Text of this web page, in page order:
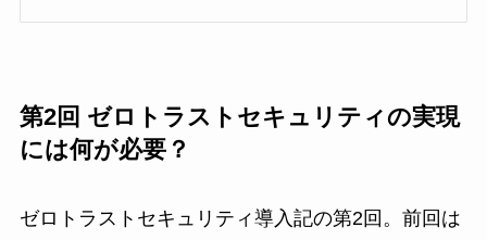
第2回 ゼロトラストセキュリティの実現
には何が必要？
ゼロトラストセキュリティ導入記の第2回。前回は